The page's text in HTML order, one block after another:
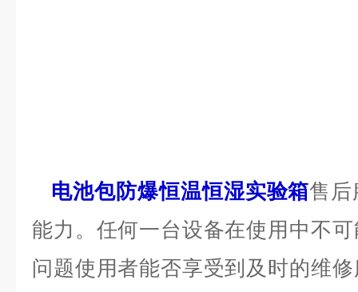
电池包防爆恒温恒湿实验箱售
能力。任何一台设备在使用中不
问题使用者能否享受到及时的维